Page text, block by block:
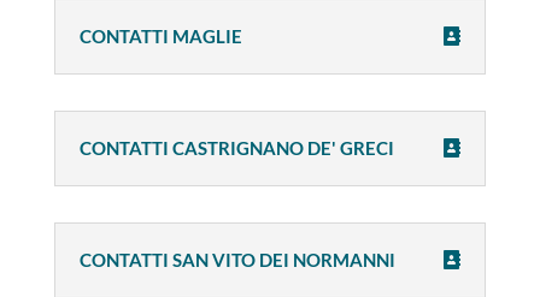
CONTATTI MAGLIE
CONTATTI CASTRIGNANO DE' GRECI
CONTATTI SAN VITO DEI NORMANNI